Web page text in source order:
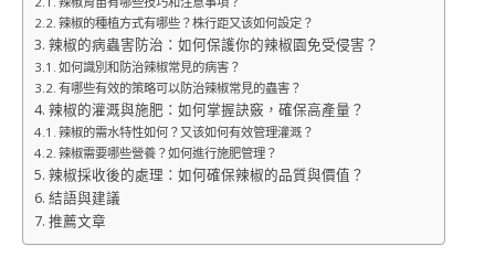
辣椒的種植方式有哪些？株行距又该如何設定？
辣椒的病蟲害防治：如何保護你的辣椒園免受侵害？
如何識別和防治辣椒常見的病害？
有哪些有效的策略可以防治辣椒常見的蟲害？
辣椒的灌溉與施肥：如何掌握訣竅，確保高產量？
辣椒的需水特性如何？又该如何有效管理灌溉？
辣椒需要哪些營養？如何進行施肥管理？
辣椒採收後的處理：如何確保辣椒的品質與價值？
結語與建議
推薦文章